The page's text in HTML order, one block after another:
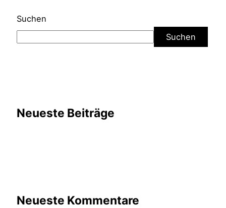
Suchen
Suchen
Neueste Beiträge
Neueste Kommentare